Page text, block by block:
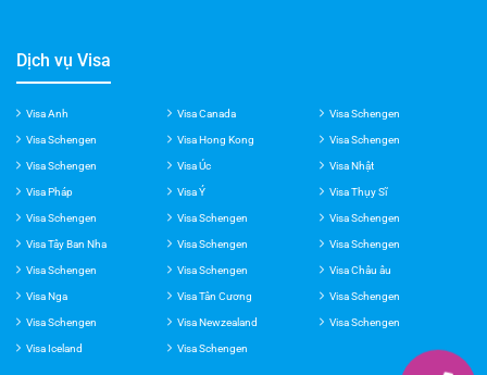
Visa Anh
Visa Schengen
Visa Schengen Visa Úc Visa Nhật
Visa Pháp Visa Ý Visa Thụy Sĩ
Visa Schengen Visa Schengen Visa Schengen
Visa Tây Ban Nha Visa Schengen Visa Schengen
Visa Schengen Visa Schengen Visa Châu âu
Visa Nga Visa Tân Cương Visa Schengen
Visa Schengen Visa Newzealand Visa Schengen
Visa Iceland Visa Schengen